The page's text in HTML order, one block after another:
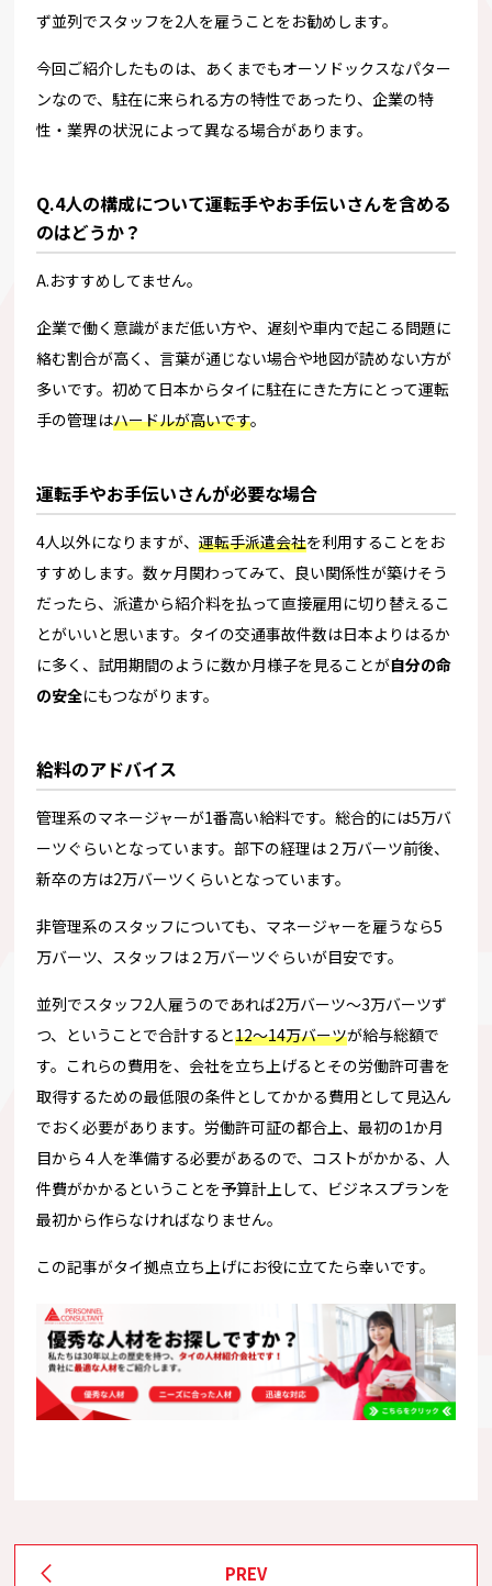
ず並列でスタッフを2人を雇うことをお勧めします。
今回ご紹介したものは、あくまでもオーソドックスなパター
ンなので、駐在に来られる方の特性であったり、企業の特
性・業界の状況によって異なる場合があります。
Q.4人の構成について運転手やお手伝いさんを含める
のはどうか？
A.おすすめしてません。
企業で働く意識がまだ低い方や、遅刻や車内で起こる問題に
絡む割合が高く、言葉が通じない場合や地図が読めない方が
多いです。初めて日本からタイに駐在にきた方にとって運転
手の管理はハードルが高いです。
運転手やお手伝いさんが必要な場合
4人以外になりますが、運転手派遣会社を利用することをお
すすめします。数ヶ月関わってみて、良い関係性が築けそう
だったら、派遣から紹介料を払って直接雇用に切り替えるこ
とがいいと思います。タイの交通事故件数は日本よりはるか
に多く、試用期間のように数か月様子を見ることが自分の命
の安全にもつながります。
給料のアドバイス
管理系のマネージャーが1番高い給料です。総合的には5万バ
ーツぐらいとなっています。部下の経理は２万バーツ前後、
新卒の方は2万バーツくらいとなっています。
非管理系のスタッフについても、マネージャーを雇うなら5
万バーツ、スタッフは２万バーツぐらいが目安です。
並列でスタッフ2人雇うのであれば2万バーツ～3万バーツず
つ、ということで合計すると12～14万バーツが給与総額で
す。これらの費用を、会社を立ち上げるとその労働許可書を
取得するための最低限の条件としてかかる費用として見込ん
でおく必要があります。労働許可証の都合上、最初の1か月
目から４人を準備する必要があるので、コストがかかる、人
件費がかかるということを予算計上して、ビジネスプランを
最初から作らなければなりません。
この記事がタイ拠点立ち上げにお役に立てたら幸いです。
PREV